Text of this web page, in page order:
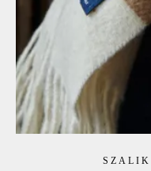
SZALIK